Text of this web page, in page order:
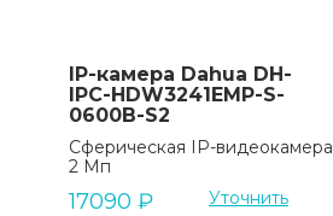
IP-камера Dahua DH-
IPC-HDW3241EMP-S-
0600B-S2
Сферическая IP-видеокамера
2 Мп
17090 ₽ Уточнить